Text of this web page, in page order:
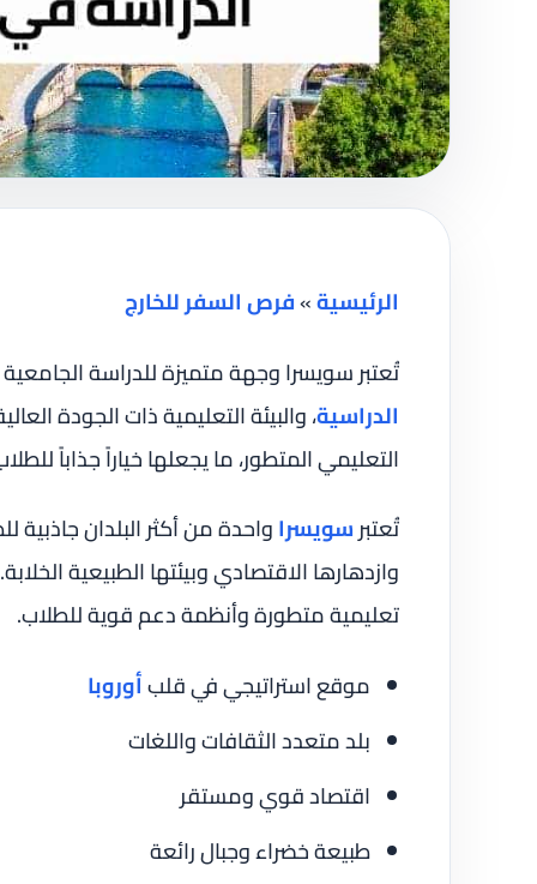
الرئيسية»فرص السفر للخارج
تُعتبر سويسرا وجهة متميزة للدراسة
الدراسية، والبيئة التعليمية ذات الجودة
التعليمي المتطور، ما يجعلها خياراً جذاباً
تُعتبرسويسراواحدة من أكثر البلدان
وازدهارها الاقتصادي وبيئتها الطبيعية
تعليمية متطورة وأنظمة دعم قوية للطلاب.
موقع استراتيجي في قلبأوروبا
بلد متعدد الثقافات واللغات
اقتصاد قوي ومستقر
طبيعة خضراء وجبال رائعة